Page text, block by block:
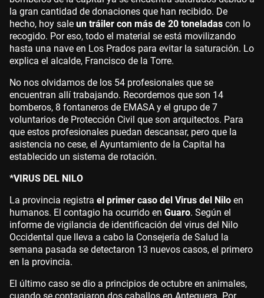
la gran cantidad de donaciones que han recibido. De
hecho, hoy sale un tráiler con más de 20 toneladas con lo
recogido. Por eso, todo el material se está movilizando
hasta una nave en Los Prados para evitar la saturación. Lo
explica el alcalde, Francisco de la Torre.
No nos olvidamos de los 54 profesionales que se
encuentran allí trabajando. Recordemos que son 14
bomberos, 8 fontaneros de EMASA y el grupo de 7
voluntarios de Protección Civil que son arquitectos. Para
que estos profesionales puedan descansar, pero que la
asistencia no cese, el Ayuntamiento de la Capital ha
establecido un sistema de rotación.
*VIRUS DEL NILO
La provincia registra el primer caso del Virus del Nilo en
humanos. El contagio ha ocurrido en Guaro. Según el
informe de vigilancia de identificación del virus del Nilo
Occidental que lleva a cabo la Consejería de Salud la
semana pasada se detectaron 13 nuevos casos, el primero
en la provincia.
El último caso se dio a principios de octubre en animales,